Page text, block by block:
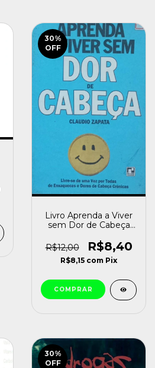
30%
OFF
Livro Aprenda a Viver
sem Dor de Cabeça
R$12,00
R$8,40
R$8,15 com Pix
30%
OFF